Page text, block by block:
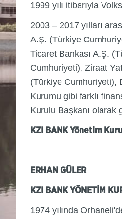
1999 yılı itibarıyla
2003 – 2017 yılları
A.Ş. (Türkiye
Ticaret Bankası A.Ş.
Cumhuriyeti), Ziraat
(Türkiye Cumhuriyeti),
Kurumu gibi farklı
Kurulu Başkanı olarak
KZI BANK Yönetim
ERHAN GÜLER
KZI BANK YÖNETİM
1974 yılında